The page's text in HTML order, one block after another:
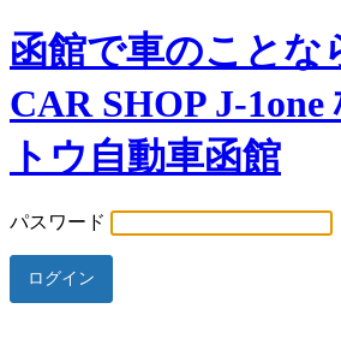
函館で車のことな
CAR SHOP J-
トウ自動車函館
パスワード